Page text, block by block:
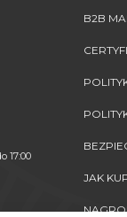
17:00
B2B
JAK